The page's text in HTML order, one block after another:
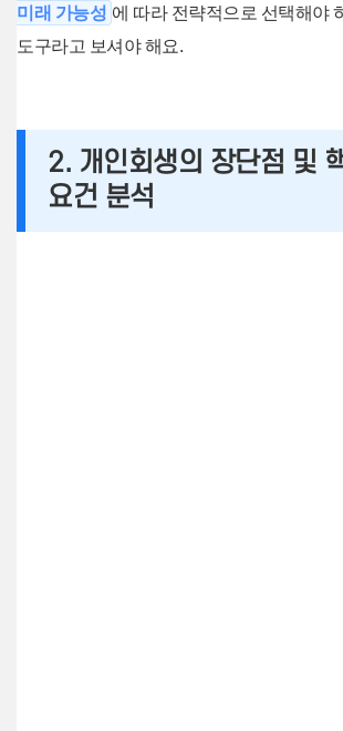
미래 가능성 에 따라 전략적으로 선택해야
도구라고 보셔야 해요.
2. 개인회생의 장단점 및
요건 분석